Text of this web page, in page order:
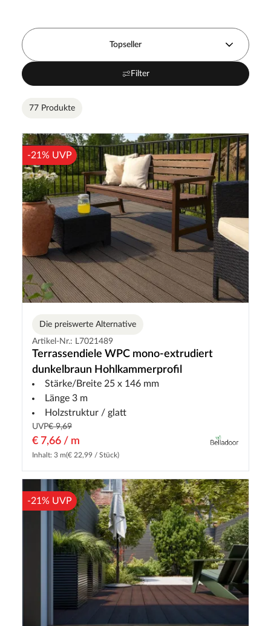
Topseller
Filter
77 Produkte
-21% UVP
Die preiswerte Alternative
Artikel-Nr.: L7021489
Terrassendiele WPC mono-extrudiert
dunkelbraun Hohlkammerprofil
Stärke/Breite 25 x 146 mm
Länge 3 m
Holzstruktur / glatt
UVP€ 9,69
€ 7,66 / m
Inhalt: 3 m(€ 22,99 / Stück)
-21% UVP